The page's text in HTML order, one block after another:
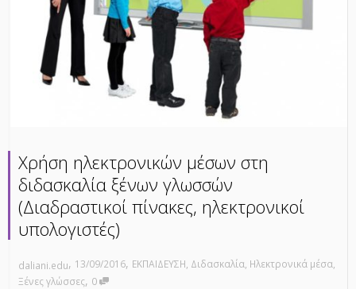
Χρήση ηλεκτρονικών μέσων στη
διδασκαλία ξένων γλωσσών
(Διαδραστικοί πίνακες, ηλεκτρονικοί
υπολογιστές)
daliani.edu, 13/09/2016, ΕΚΠΑΙΔΕΥΣΗ, Διδασκαλία, Ηλεκτρονικά μέσα,
Ξένες γλώσσες, 0